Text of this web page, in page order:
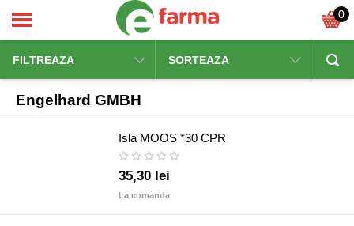
0
FILTREAZA SORTEAZA
Engelhard GMBH
Isla MOOS *30 CPR
35,30 lei
La comanda